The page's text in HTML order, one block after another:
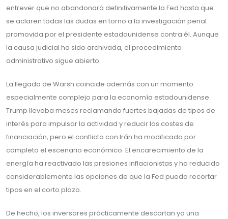
entrever que no abandonará definitivamente la Fed hasta que
se aclaren todas las dudas en torno a la investigación penal
promovida por el presidente estadounidense contra él. Aunque
la causa judicial ha sido archivada, el procedimiento
administrativo sigue abierto.
La llegada de Warsh coincide además con un momento
especialmente complejo para la economía estadounidense.
Trump llevaba meses reclamando fuertes bajadas de tipos de
interés para impulsar la actividad y reducir los costes de
financiación, pero el conflicto con Irán ha modificado por
completo el escenario económico. El encarecimiento de la
energía ha reactivado las presiones inflacionistas y ha reducido
considerablemente las opciones de que la Fed pueda recortar
tipos en el corto plazo.
De hecho, los inversores prácticamente descartan ya una